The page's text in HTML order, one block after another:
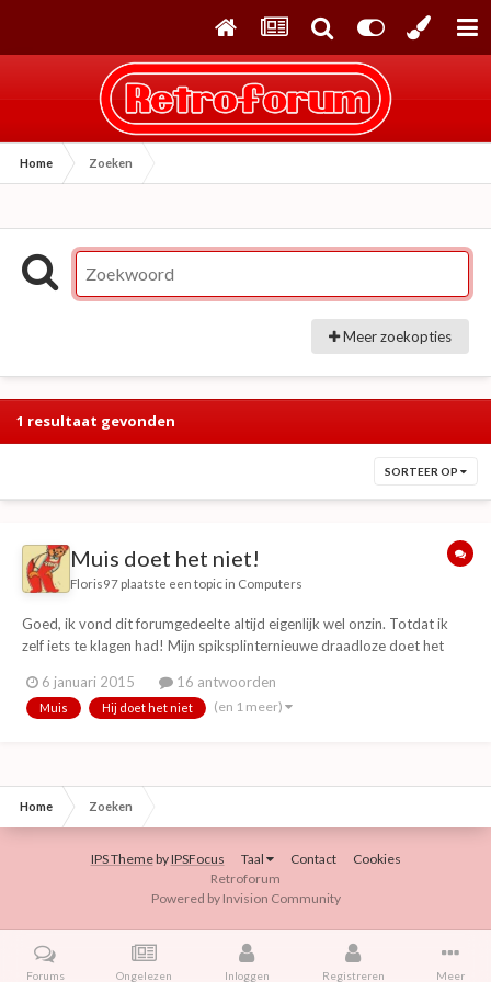
Home Zoeken
Meer zoekopties
1 resultaat gevonden
SORTEER OP
Muis doet het niet!
Floris97 plaatste een topic in Computers
Goed, ik vond dit forumgedeelte altijd eigenlijk wel onzin. Totdat ik
zelf iets te klagen had! Mijn spiksplinternieuwe draadloze doet het
kopen. (en ja, hij staat aan) Net nu ik hem hard nodig! Ik was net iets
belangrijks a...
6 januari 2015 16 antwoorden
Muis Hij doet het niet (en 1 meer)
Home Zoeken
IPS ThemebyIPSFocus Taal Contact
Cookies
Retroforum
Powered by Invision Community
Forums Ongelezen Inloggen Registreren Meer